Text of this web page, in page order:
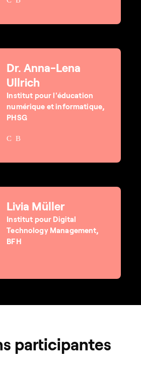
Dr. Anna-Lena
Ullrich
Institut pour l'éducation
numérique et informatique,
PHSG
Livia Müller
Institut pour Digital
Technology Management,
BFH
participantes